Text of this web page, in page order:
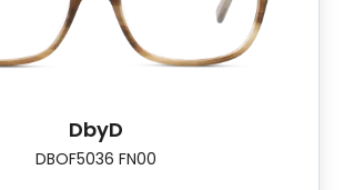
DbyD
DBOF5036 FN00